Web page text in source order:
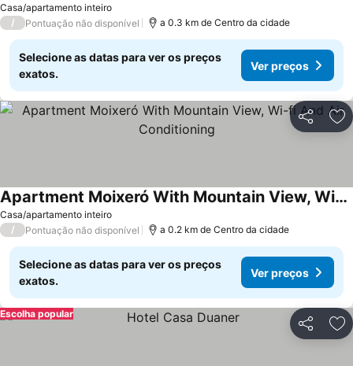
Casa/apartamento inteiro
/ Pontuação não disponível a 0.3 km de Centro da cidade
Selecione as datas para ver os preços
exatos.
Ver preços
Partilhar
Casa/apartamento inteiro
Apartment Moixeró With Mountain View, Wi-fi And Air Conditioning
Ver preços
/ Pontuação não disponível a 0.2 km de Centro da cidade
Selecione as datas para ver os preços
exatos.
Ver preços
Partilhar
Escolha popular